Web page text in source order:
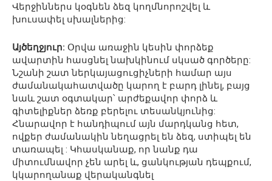
Վերջիններս կօգնեն ձեզ կողմնորոշվել և
խուսափել սխալներից:
Այծեղջյուր: Օրվա առաջին կեսին փորձեք
ավարտին հասցնել նախկինում սկսած գործերը:
Նշանի շատ ներկայացուցիչների համար այս
ժամանակահատվածը կարող է բարդ լինել, բայց
նաև շատ օգտակար՝ արժեքավոր փորձ և
գիտելիքներ ձեռք բերելու տեսանկյունից:
Հնարավոր է հանդիպում այն մարդկանց հետ,
ովքեր ժամանակին նեղացրել են ձեզ, ստիպել են
տառապել : Կհասկանաք, որ նանք դա
միտումնավոր չեն արել և, ցանկության դեպքում,
կկարողանաք վերականգնել